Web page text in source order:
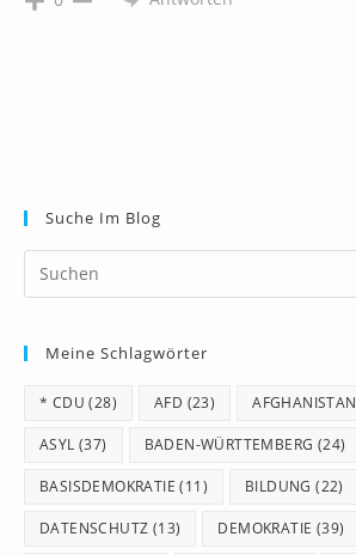
Suche Im Blog
Meine Schlagwörter
* CDU (28) AFD (23) AFGHANISTAN
ASYL (37) BADEN-WÜRTTEMBERG (24)
BASISDEMOKRATIE (11) BILDUNG (22)
DATENSCHUTZ (13) DEMOKRATIE (39)